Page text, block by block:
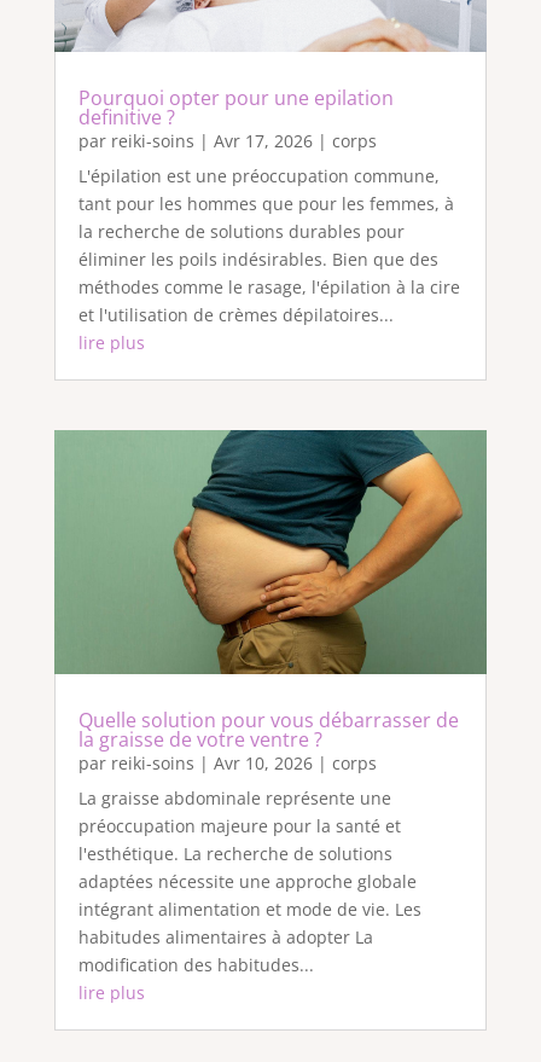
Pourquoi opter pour une epilation
definitive ?
par reiki-soins | Avr 17, 2026| corps
L'épilation est une préoccupation commune,
tant pour les hommes que pour les femmes, à
la recherche de solutions durables pour
éliminer les poils indésirables. Bien que des
méthodes comme le rasage, l'épilation à la cire
et l'utilisation de crèmes dépilatoires...
lire plus
Quelle solution pour vous débarrasser de
la graisse de votre ventre ?
par reiki-soins | Avr 10, 2026| corps
La graisse abdominale représente une
préoccupation majeure pour la santé et
l'esthétique. La recherche de solutions
adaptées nécessite une approche globale
intégrant alimentation et mode de vie. Les
habitudes alimentaires à adopter La
modification des habitudes...
lire plus